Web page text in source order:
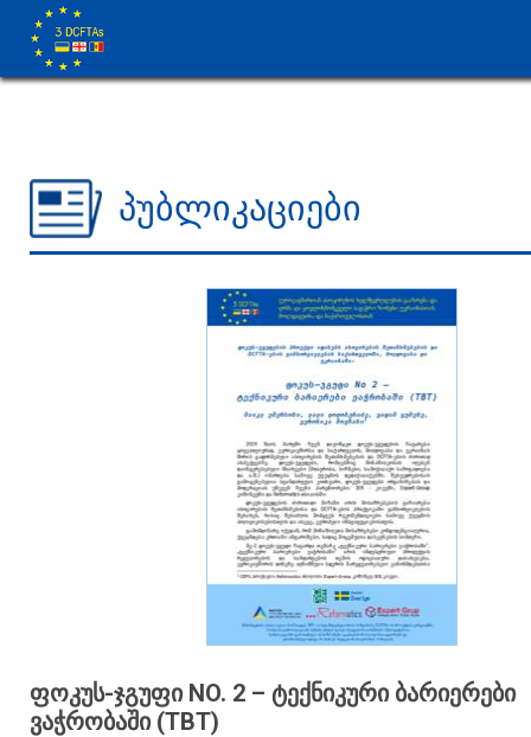
პუბლიკაციები
ᲤᲝᲙᲣᲡ-ᲯᲒᲣᲤᲘ NO. 2 – ᲢᲔᲥᲜᲘᲙᲣᲠᲘ ᲑᲐᲠᲘᲔᲠᲔᲑᲘ
ᲕᲐᲭᲠᲝᲑᲐᲨᲘ (TBT)